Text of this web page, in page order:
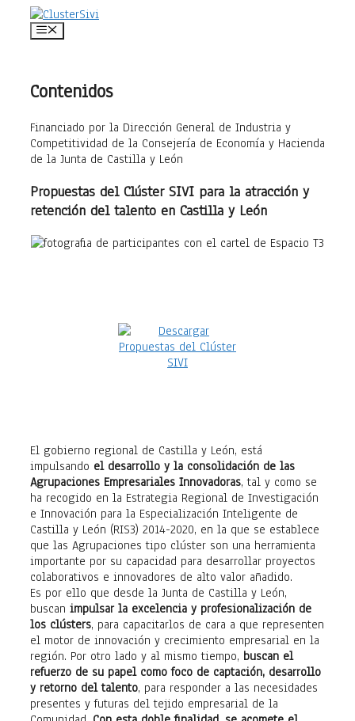
Saltar
Menú
Contenidos
Financiado por la Dirección General de Industria y
Competitividad de la Consejería de Economía y Hacienda
de la Junta de Castilla y León
Propuestas del Clúster SIVI para la atracción y
retención del talento en Castilla y León
El gobierno regional de Castilla y León, está
impulsando el desarrollo y la consolidación de las
Agrupaciones Empresariales Innovadoras, tal y como se
ha recogido en la Estrategia Regional de Investigación
e Innovación para la Especialización Inteligente de
Castilla y León (RIS3) 2014-2020, en la que se establece
que las Agrupaciones tipo clúster son una herramienta
importante por su capacidad para desarrollar proyectos
colaborativos e innovadores de alto valor añadido.
Es por ello que desde la Junta de Castilla y León,
buscan impulsar la excelencia y profesionalización de
los clústers, para capacitarlos de cara a que representen
el motor de innovación y crecimiento empresarial en la
región. Por otro lado y al mismo tiempo, buscan el
refuerzo de su papel como foco de captación, desarrollo
y retorno del talento, para responder a las necesidades
presentes y futuras del tejido empresarial de la